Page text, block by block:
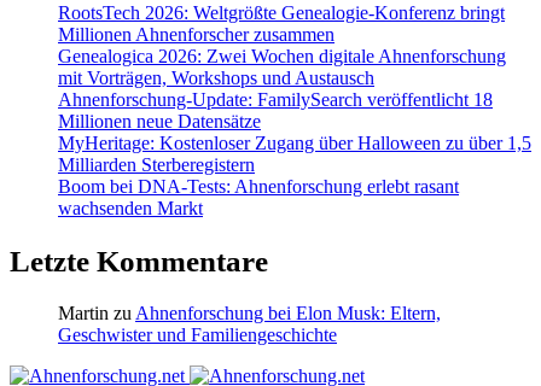
RootsTech 2026: Weltgrößte Genealogie-Konferenz bringt
Millionen Ahnenforscher zusammen
Genealogica 2026: Zwei Wochen digitale Ahnenforschung
mit Vorträgen, Workshops und Austausch
Ahnenforschung-Update: FamilySearch veröffentlicht 18
Millionen neue Datensätze
MyHeritage: Kostenloser Zugang über Halloween zu über 1,5
Milliarden Sterberegistern
Boom bei DNA-Tests: Ahnenforschung erlebt rasant
wachsenden Markt
Letzte Kommentare
Martin zuAhnenforschung bei Elon Musk: Eltern,
Geschwister und Familiengeschichte